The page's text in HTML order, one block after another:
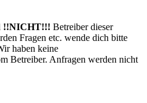
!!NICHT!!! Betreiber dieser
Fragen etc. wende dich bitte
haben keine
Betreiber. Anfragen werden nicht